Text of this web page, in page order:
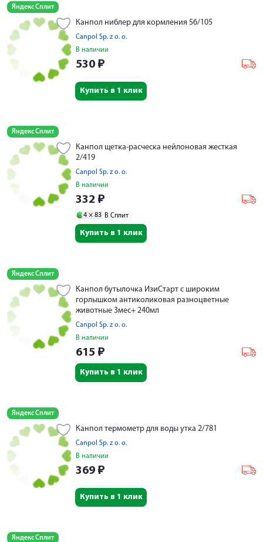
Яндекс Сплит
Канпол ниблер для кормления 56/105
Canpol Sp. z o. o.
В наличии
530 ₽
Купить в 1 клик
Яндекс Сплит
Канпол щетка-расческа нейлоновая жесткая
2/419
Canpol Sp. z o. o.
В наличии
332 ₽
4 × 83 В Сплит
Купить в 1 клик
Яндекс Сплит
Канпол бутылочка ИзиСтарт с широким
горлышком антиколиковая разноцветные
животные 3мес+ 240мл
Canpol Sp. z o. o.
В наличии
615 ₽
Купить в 1 клик
Яндекс Сплит
Канпол термометр для воды утка 2/781
Canpol Sp. z o. o.
В наличии
369 ₽
Купить в 1 клик
Яндекс Сплит